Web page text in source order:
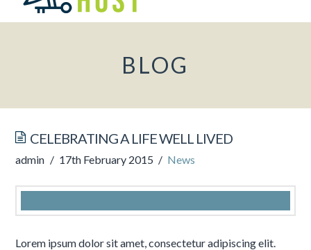
BLOG
CELEBRATING A LIFE WELL LIVED
admin 17th February 2015 News
Lorem ipsum dolor sit amet, consectetur adipiscing elit.